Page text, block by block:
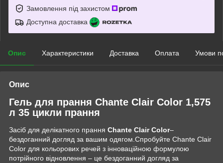
Замовлення під захистом
Доступна доставка
Опис Характеристики Доставка Оплата Умови
Опис
Гель для прання Chante Clair Color 1,575
л 35 цикли прання
Засіб для делікатного прання Chante Clair Color–
бездоганний догляд за вашим одягом.Спробуйте Chante Clair
Color для кольорових речей з інноваційною формулою
потрійного відновлення – це бездоганний догляд за